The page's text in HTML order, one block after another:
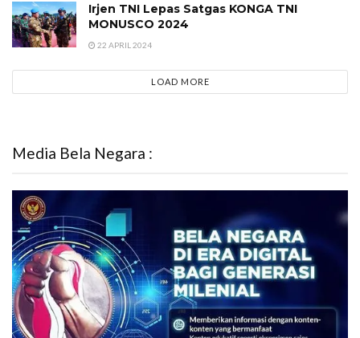
Irjen TNI Lepas Satgas KONGA TNI
MONUSCO 2024
22 APRIL 2024
LOAD MORE
Media Bela Negara :